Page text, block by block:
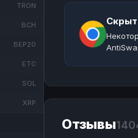
TRON
BCH
BEP20
ETC
SOL
XRP
Отзывы